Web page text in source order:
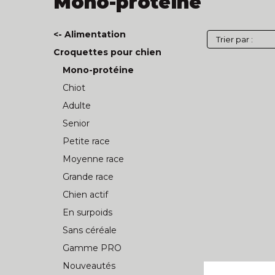
<- Alimentation
Croquettes pour chien
Mono-protéine
Chiot
Adulte
Senior
Petite race
Moyenne race
Grande race
Chien actif
En surpoids
Sans céréale
Gamme PRO
Nouveautés